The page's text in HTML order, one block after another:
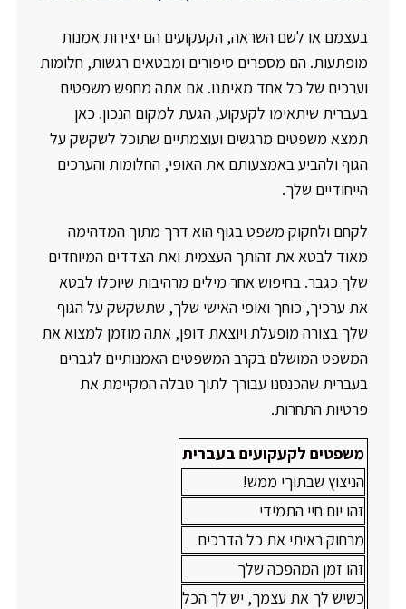
בעצמם או לשם השראה, הקעקועים הם יצירות אמנות
מופתעות. הם מספרים סיפורים ומבטאים רגשות, חלומות
וערכים של כל אחד מאיתנו. אם אתה מחפש משפטים
בעברית שיתאימו לקעקוע, הגעת למקום הנכון. כאן
תמצא משפטים מרגשים ועוצמתיים שתוכל לשקשק על
הגוף ולהביע באמצעותם את האופי, החלומות והערכים
הייחודיים שלך.
לקחם ולחקוק משפט בגוף הוא דרך מתוך המדהימה
מאוד לבטא את זהותך העצמית ואת הצדדים המיוחדים
שלך כגבר. בחיפוש אחר מילים מרהיבות שיוכלו לבטא
את ערכיך, כוחך ואופי האישי שלך, שתשקשק על הגוף
שלך בצורה מופעלת ויוצאת דופן, אתה מוזמן למצוא את
המשפט המושלם בקרב המשפטים האמנותיים לגברים
בעברית שהכנסנו עבורך לתוך טבלה המקיימת את
פרטיות התחרות.
משפטים לקעקועים בעברית
הניצוץ שבתוךי ממש!
זהו יום חיי התמידי
מרחוק ראיתי את כל הדרכים
זהו זמן המהפכה שלך
כשיש לך את עצמך, יש לך הכל